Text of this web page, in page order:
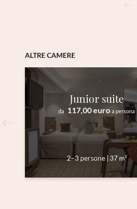
ALTRE CAMERE
Junior suite
da 117,00 euroa persona
2–3 persone |37 m²